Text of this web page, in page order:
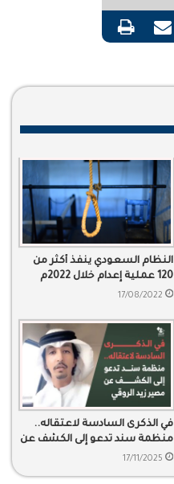
مشاركة عبر البريد طباعة
النظام السعودي ينفذ أكثر من
120 عملية إعدام خلال 2022م
17/08/2022
في الذكرى السادسة لاعتقاله..
منظمة سند تدعو إلى الكشف عن
مصير زيد الروقي
17/11/2025